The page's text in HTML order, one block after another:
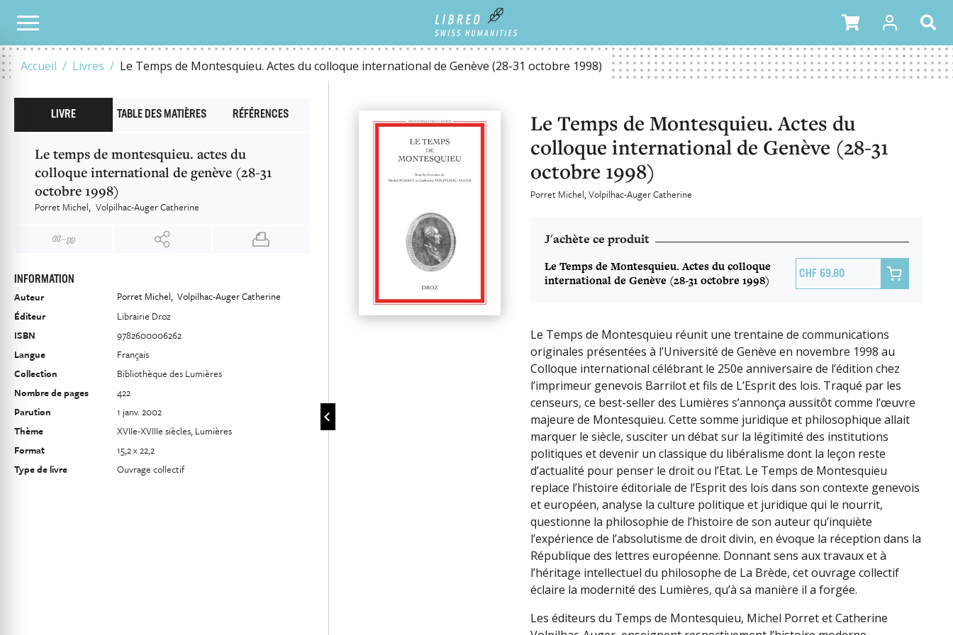
Accueil Livres Le Temps de Montesquieu. Actes du colloque international de Genève (28-31 octobre 1998)
NOTRE CATALOGUE LE TEMPS DE MONTESQUIEU. ACTES DU COLLOQUE INTERNATIONAL DE GENÈVE (28-31 OCTOBRE 1998)
Le Temps de Montesquieu. Actes du
colloque international de Genève (28-31
octobre 1998)
Porret Michel Volpilhac-Auger Catherine
J'achète ce produit
Le Temps de Montesquieu. Actes du colloque
international de Genève (28-31 octobre 1998)
69.80 
Le Temps de Montesquieu réunit une trentaine de communications
originales présentées à l’Université de Genève en novembre 1998 au
Colloque international célébrant le 250e anniversaire de l’édition chez
l’imprimeur genevois Barrilot et fils de L’Esprit des lois. Traqué par les
censeurs, ce best-seller des Lumières s’annonça aussitôt comme l’œuvre
majeure de Montesquieu. Cette somme juridique et philosophique allait
marquer le siècle, susciter un débat sur la légitimité des institutions
politiques et devenir un classique du libéralisme dont la leçon reste
d’actualité pour penser le droit ou l’Etat. Le Temps de Montesquieu
replace l’histoire éditoriale de l’Esprit des lois dans son contexte genevois
et européen, analyse la culture politique et juridique qui le nourrit,
questionne la philosophie de l’histoire de son auteur qu’inquiète
l’expérience de l’absolutisme de droit divin, en évoque la réception dans la
République des lettres européenne. Donnant sens aux travaux et à
l’héritage intellectuel du philosophe de La Brède, cet ouvrage collectif
éclaire la modernité des Lumières, qu’à sa manière il a forgée.
Les éditeurs du Temps de Montesquieu, Michel Porret et Catherine
LIVRE TABLE DES MATIÈRES RÉFÉRENCES
Le temps de montesquieu. actes du
colloque international de genève (28-31
octobre 1998)
Porret Michel Volpilhac-Auger Catherine
INFORMATION
Auteur Porret Michel Volpilhac-Auger Catherine
Éditeur
Librairie Droz
ISBN
9782600006262
Langue
Français
Collection
Bibliothèque des Lumières
Nombre de pages
422
Parution
1 janv. 2002
Thème
XVIIe-XVIIIe siècles, Lumières
Format
15,2 x 22,2
Type de livre
Ouvrage collectif